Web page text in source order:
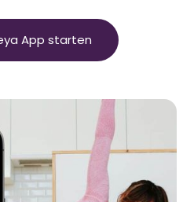
App starten